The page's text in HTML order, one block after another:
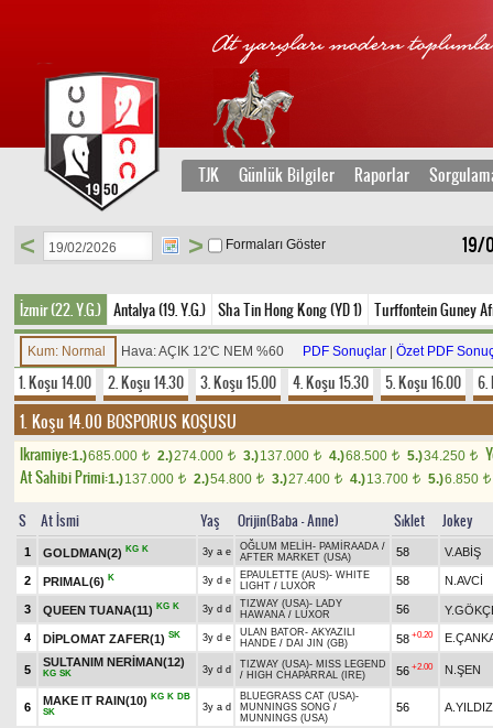
TJK Günlük Bilgiler Raporlar
19/
< > Formaları Göster
İzmir (22. Y.G.) Antalya (19. Y.G.) Sha Tin Hong Kong (YD 1) Turffontein Guney
Kum: Normal Hava: AÇIK 12'C NEM %60 PDF Sonuçlar Özet PDF
1. Koşu 14.00 2. Koşu 14.30 3. Koşu 15.00 4. Koşu 15.30 5. Koşu 16.00 6.
1. Koşu 14.00 BOSPORUS KOŞUSU
Ikramiye:1.)685.000 t 2.)274.000 t 3.)137.000 t 4.)68.500 t 5.)34.250 t
At Sahibi Primi:1.)137.000 t 2.)54.800 t 3.)27.400 t 4.)13.700 t 5.)6.850 t
S At İsmi Yaş Orijin(Baba - Anne) Sıklet Jokey
1 GOLDMAN(2) KG K 3y a e OĞLUM MELİH - PAMİRAADA /
AFTER MARKET (USA)
58 V.ABİŞ
2 PRIMAL(6) K 3y d e EPAULETTE (AUS)- WHITE
LIGHT / LUXOR 58 N.AVCİ
3 QUEEN TUANA(11) KG K 3y d d TIZWAY (USA)- LADY
HAWANA / LUXOR 56
4 DİPLOMAT ZAFER(1) SK 3y d e ULAN BATOR- AKYAZILI
HANDE / DAI JIN (GB) 58 +0.20
5
SULTANIM NERİMAN(12)
KG SK 3y d d TIZWAY (USA)- MISS LEGEND
/ HIGH CHAPARRAL (IRE) 56 +2.00 N.ŞEN
6
MAKE IT RAIN(10) KG K DB
SK
3y a d
BLUEGRASS CAT (USA)-
MUNNINGS SONG /
MUNNINGS (USA)
56 A.YILDIZ